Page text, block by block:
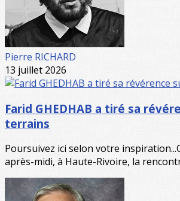
Pierre RICHARD
13 juillet 2026
Farid GHEDHAB a tiré sa
terrains
Poursuivez ici selon votre
après-midi, à Haute-Rivoire, la